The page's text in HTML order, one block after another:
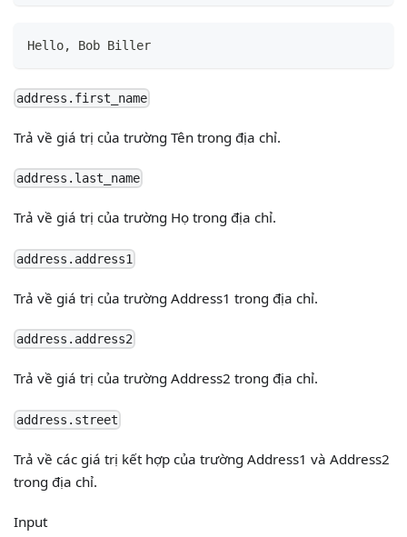
Hello, Bob Biller
address.first_name
Trả về giá trị của trường Tên trong địa chỉ.
address.last_name
Trả về giá trị của trường Họ trong địa chỉ.
address.address1
Trả về giá trị của trường Address1 trong địa chỉ.
address.address2
Trả về giá trị của trường Address2 trong địa chỉ.
address.street
Trả về các giá trị kết hợp của trường Address1 và Address2
trong địa chỉ.
Input